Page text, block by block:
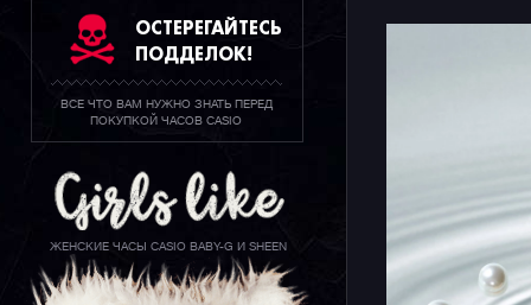
ОСТЕРЕГАЙТЕСЬ
ПОДДЕЛОК!
ВСЕ ЧТО ВАМ НУЖНО ЗНАТЬ ПЕРЕД
ПОКУПКОЙ ЧАСОВ CASIO
ЖЕНСКИЕ ЧАСЫ CASIO BABY-G И SHEEN